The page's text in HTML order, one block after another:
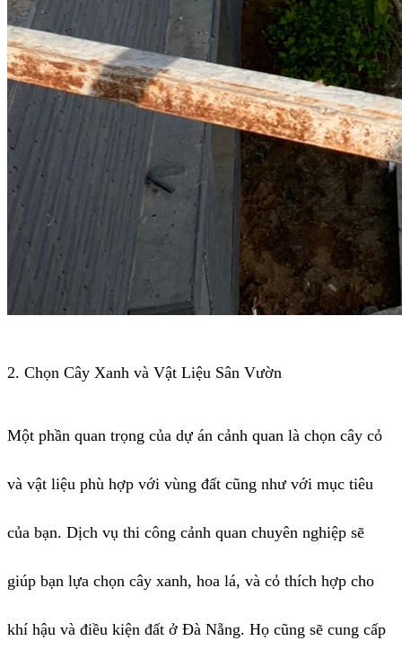
2. Chọn Cây Xanh và Vật Liệu Sân Vườn
Một phần quan trọng của dự án cảnh quan là chọn cây cỏ
và vật liệu phù hợp với vùng đất cũng như với mục tiêu
của bạn. Dịch vụ thi công cảnh quan chuyên nghiệp sẽ
giúp bạn lựa chọn cây xanh, hoa lá, và cỏ thích hợp cho
khí hậu và điều kiện đất ở Đà Nẵng. Họ cũng sẽ cung cấp